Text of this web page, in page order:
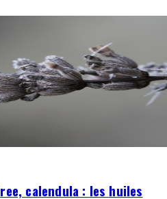
calendula : les huiles